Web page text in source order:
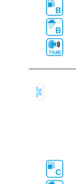
B
B
70dB
C